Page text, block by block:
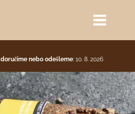
doručíme nebo odešleme: 10. 8. 2026